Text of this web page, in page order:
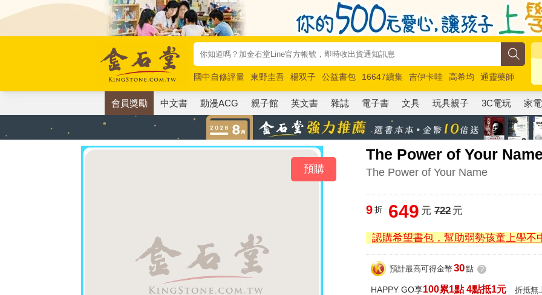
國中自修評量 東野圭吾 楊双子 公益書包 16647續集 吉伊卡哇 高希均
通靈藥師
唯紅花綻放
奧德賽 路邊攤新作 馬斯克 玩具總動員5 超慢跑
會員獎勵 中文書 動漫ACG 親子館 英文書 雜誌 電子書 文具 玩具親子 3C電玩 家電
The Power of Your
The Power of Your Name
預購
9 折 649 元 722元
認購希望書包，幫助弱勢孩童上學不
預計最高可得金幣 30點 ?
HAPPY GO享100累1點 4點抵1元 折抵無